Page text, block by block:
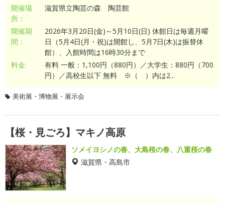
開催場
所：
滋賀県立陶芸の森 陶芸館
開催期
間：
2026年3月20日(金)～5月10日(日) 休館日は毎週月曜
日（5月4日(月・祝)は開館し、5月7日(木)は振替休
館）、入館時間は16時30分まで
料金:
有料 一般：1,100円（880円）／大学生：880円（700
円）／高校生以下 無料 ※（ ）内は2...
美術展・博物展・展示会
【桜・見ごろ】マキノ高原
ソメイヨシノの春、大島桜の春、八重桜の春
滋賀県・高島市